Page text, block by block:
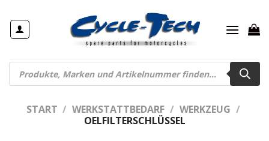
Inhalt
springen
Products
search
START / WERKSTATTBEDARF / WERKZEUG /
OELFILTERSCHLÜSSEL